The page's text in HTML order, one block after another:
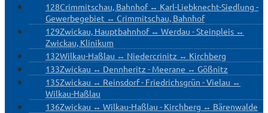
128Crimmitschau, Bahnhof ↔ Karl-Liebknecht-Siedlung -
Gewerbegebiet ↔ Crimmitschau, Bahnhof
129Zwickau, Hauptbahnhof ↔ Werdau - Steinpleis ↔
Zwickau, Klinikum
132Wilkau-Haßlau ↔ Niedercrinitz ↔ Kirchberg
133Zwickau ↔ Dennheritz - Meerane ↔ Gößnitz
135Zwickau ↔ Reinsdorf - Friedrichsgrün - Vielau ↔
Wilkau-Haßlau
136Zwickau ↔ Wilkau-Haßlau - Kirchberg ↔ Bärenwalde